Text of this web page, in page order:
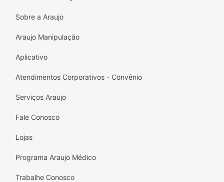
unidades
a segurança necessária para o controle
glicêmico diário.
Principais Benefícios:
Conforto Extremo:Agulha extra curta de
praticamente indolor.
Segurança na Aplicação:
músculo, garantindo a absorção correta da
insulina.
Agulha Integrada:
Sobre a Araujo
Araujo Manipulação
Aplicativo
Atendimentos Corporativos - Convênio
Serviços Araujo
Fale Conosco
Lojas
Programa Araujo Médico
Trabalhe Conosco